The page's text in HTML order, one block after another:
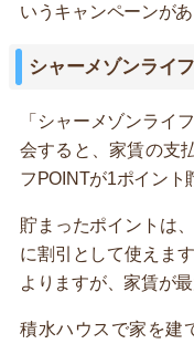
いうキャンペーンが
シャーメゾンライ
「シャーメゾンライ
会すると、家賃の支
フPOINTが1ポイント
貯まったポイントは
に割引として使えま
よりますが、家賃が
積水ハウスで家を建